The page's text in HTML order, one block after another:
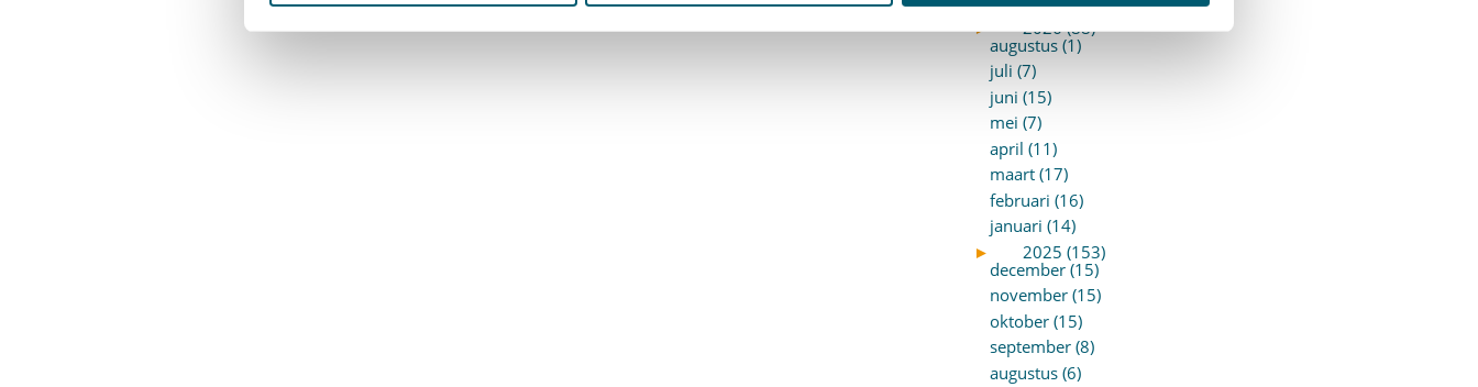
►
2026 (88)
augustus (1)
juli (7)
juni (15)
mei (7)
april (11)
maart (17)
februari (16)
januari (14)
►
2025 (153)
december (15)
november (15)
oktober (15)
september (8)
augustus (6)